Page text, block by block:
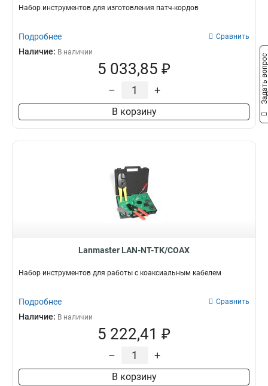
Набор инструментов для изготовления патч-кордов
Подробнее Сравнить
Наличие: В наличии
5 033,85 ₽
– +
В корзину
Lanmaster LAN-NT-TK/COAX
Набор инструментов для работы с коаксиальным кабелем
Подробнее Сравнить
Наличие: В наличии
5 222,41 ₽
– +
В корзину
Задать вопрос